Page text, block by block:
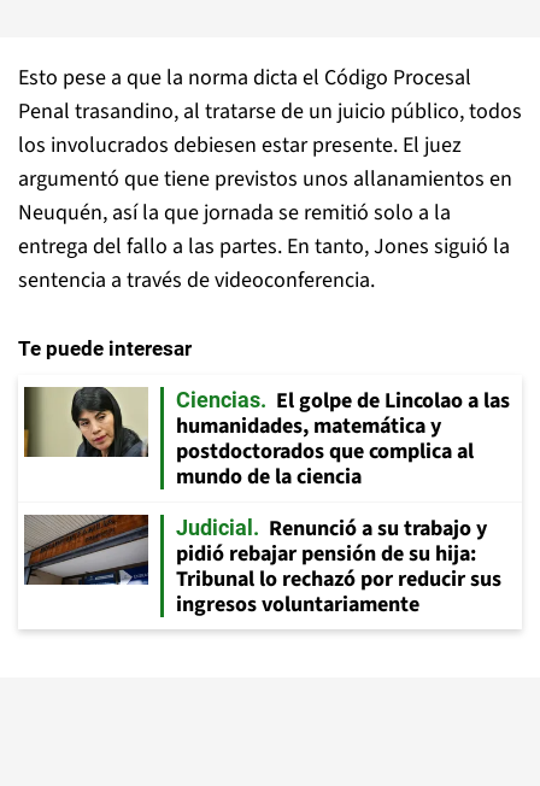
Esto pese a que la norma dicta el Código Procesal
Penal trasandino, al tratarse de un juicio público, todos
los involucrados debiesen estar presente. El juez
argumentó que tiene previstos unos allanamientos en
Neuquén, así la que jornada se remitió solo a la
entrega del fallo a las partes. En tanto, Jones siguió la
sentencia a través de videoconferencia.
Te puede interesar
Ciencias
El golpe de Lincolao a las
humanidades, matemática y
postdoctorados que complica al
mundo de la ciencia
Judicial
Renunció a su trabajo y
pidió rebajar pensión de su hija:
Tribunal lo rechazó por reducir sus
ingresos voluntariamente